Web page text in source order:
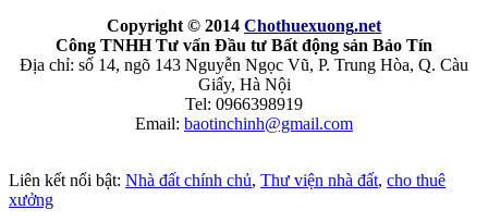
Copyright © 2014 Chothuexuong.net
Công TNHH Tư vấn Đầu tư Bất động sản Bảo Tín
Địa chỉ: số 14, ngõ 143 Nguyễn Ngọc Vũ, P. Trung Hòa, Q. Càu
Giấy, Hà Nội
Tel: 0966398919
Email: baotinchinh@gmail.com
Liên kết nổi bật: Nhà đất chính chủ, Thư viện nhà đất, cho thuê
xưởng